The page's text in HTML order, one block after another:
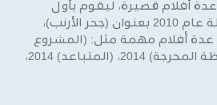
أفلام قصيرة، ليقوم بأول
أفلامه الروائية الطويلة عام 2010 بعنوان (جحر الأرنب)،
أفلام مهمة مثل: (المشروع
اكس) 2012، (تلك اللحظة المحرجة) 2014، (المتباعد) 2014،